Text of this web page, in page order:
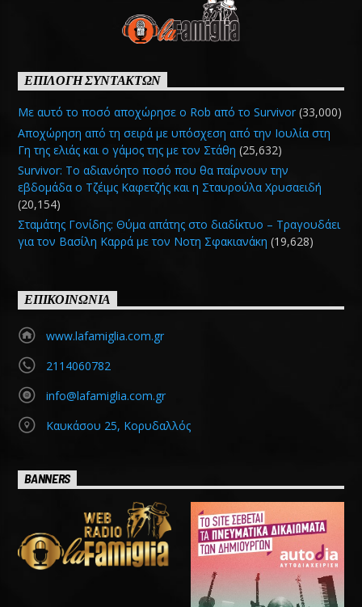
ΕΠΙΛΟΓΗ ΣΥΝΤΑΚΤΩΝ
Με αυτό το ποσό αποχώρησε ο Rob από το Survivor (33,000)
Αποχώρηση από τη σειρά με υπόσχεση από την Ιουλία στη
Γη της ελιάς και ο γάμος της με τον Στάθη (25,632)
Survivor: Το αδιανόητο ποσό που θα παίρνουν την
εβδομάδα ο Τζέιμς Καφετζής και η Σταυρούλα Χρυσαειδή
(20,154)
Σταμάτης Γονίδης: Θύμα απάτης στο διαδίκτυο – Τραγουδάει
για τον Βασίλη Καρρά με τον Νοτη Σφακιανάκη (19,628)
ΕΠΙΚΟΙΝΩΝΙΑ
www.lafamiglia.com.gr
2114060782
info@lafamiglia.com.gr
Καυκάσου 25, Κορυδαλλός
BANNERS